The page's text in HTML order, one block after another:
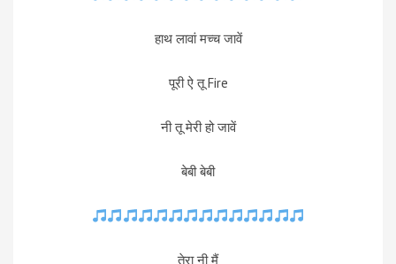
हाथ लावां मच्च जावें
पूरी ऐ तू Fire
नी तू मेरी हो जावें
बेबी बेबी
तेरा नी मैं